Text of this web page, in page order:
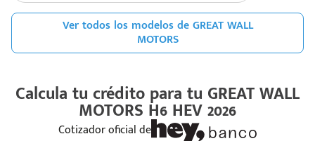
Ver todos los modelos de GREAT WALL
MOTORS
Calcula tu crédito para tu GREAT WALL
MOTORS H6 HEV 2026
Cotizador oficial de